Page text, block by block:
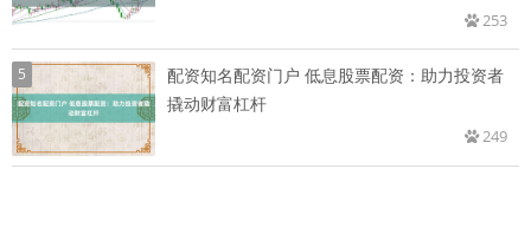
253
5
配资知名配资门户 低息股票配资：助力投资者
撬动财富杠杆
249